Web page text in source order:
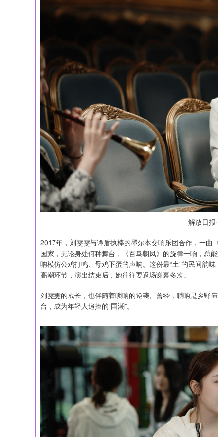
解放日报
2017年，刘雯雯与谭盾执棒的墨尔本交响乐团合作，一
国家，无论身处何种舞台，《百鸟朝凤》的旋律一响，总
呐模仿公鸡打鸣、母鸡下蛋的声响。这份最“土”的民间韵
高潮环节，演出结束后，她往往要返场谢幕多次。
刘雯雯的成长，也伴随着唢呐的逆袭。曾经，唢呐是乡野
台，成为年轻人追捧的“国潮”。